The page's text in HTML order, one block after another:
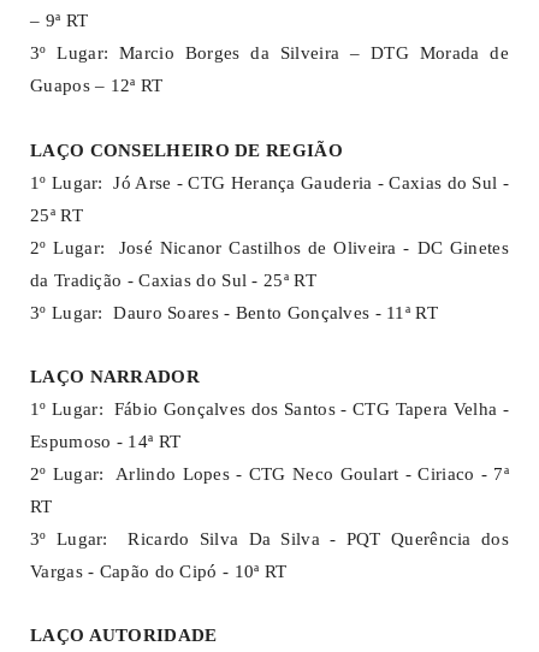
– 9ª RT
3º Lugar: Marcio Borges da Silveira – DTG Morada de
Guapos – 12ª RT
LAÇO CONSELHEIRO DE REGIÃO
1º Lugar: Jó Arse - CTG Herança Gauderia - Caxias do Sul -
25ª RT
2º Lugar: José Nicanor Castilhos de Oliveira - DC Ginetes
da Tradição - Caxias do Sul - 25ª RT
3º Lugar: Dauro Soares - Bento Gonçalves - 11ª RT
LAÇO NARRADOR
1º Lugar: Fábio Gonçalves dos Santos - CTG Tapera Velha -
Espumoso - 14ª RT
2º Lugar: Arlindo Lopes - CTG Neco Goulart - Ciriaco - 7ª
RT
3º Lugar: Ricardo Silva Da Silva - PQT Querência dos
Vargas - Capão do Cipó - 10ª RT
LAÇO AUTORIDADE